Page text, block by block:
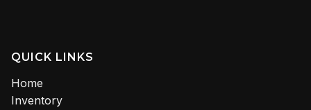
QUICK LINKS
Home
Inventory